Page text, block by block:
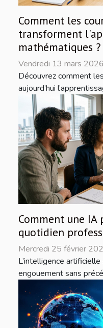
Comment les
transforment
mathématiques ?
Vendredi 13 mars
Découvrez comment
aujourd’hui
Comment une
quotidien
Mercredi 25 février
L’intelligence artificielle
engouement sans